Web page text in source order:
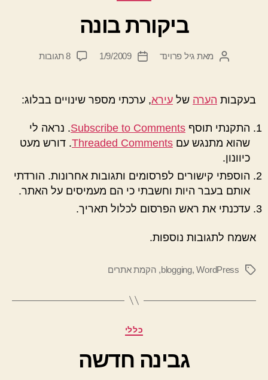
ביקורת בונה
המחבר
מאת גיל פרוינד
תאריך1/9/2009 8 תגובות
על
בעקבות הערה של עירא, ערכתי מספר שינויים בבלוג:
התקנתי תוסף Subscribe to Comments. נראה לי
שהוא מתנגש עם Threaded Comments. דורש מעט
כיוונון.
הוספתי קישורים לפרסומים ותגובות אחרונות. הורדתי
אותם בעבר היות וחשבתי כי הם מעמיסים על האתר.
עדכנתי את ראש הפרסום לכלול תאריך.
אשמח לתגובות נוספות.
תגיות blogging,WordPress
, הקמת אתרים
קטגוריותכללי
גבינה חדשה